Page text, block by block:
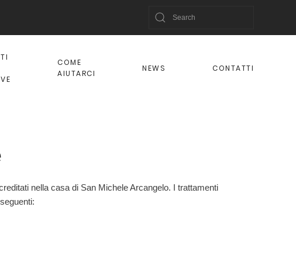
COME
AIUTARCI
NEWS CONTATTI
nella casa di San Michele Arcangelo. I trattamenti